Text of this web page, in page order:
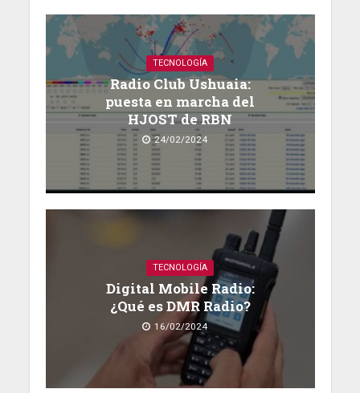
TECNOLOGÍA
Radio Club Ushuaia:
puesta en marcha del
HJOST de RBN
24/02/2024
TECNOLOGÍA
Digital Mobile Radio:
¿Qué es DMR Radio?
16/02/2024